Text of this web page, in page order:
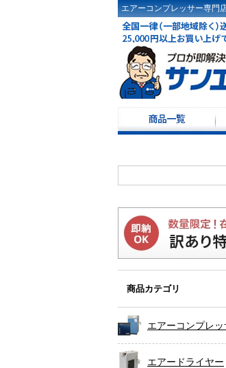
エアーコンプレッサー専門
商品カテゴリ
エアーコンプレッ
エアードライヤー